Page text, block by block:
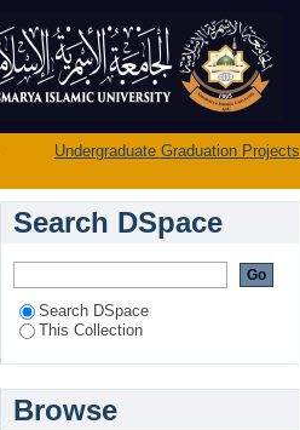
Undergraduate Graduation Projects
Search DSpace
Search DSpace
This Collection
Browse